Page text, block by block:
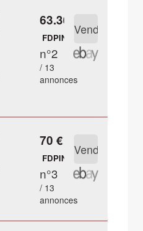
63.36 €
FDPIN
n°2
/ 13
annonces
70 €
FDPIN
n°3
/ 13
annonces